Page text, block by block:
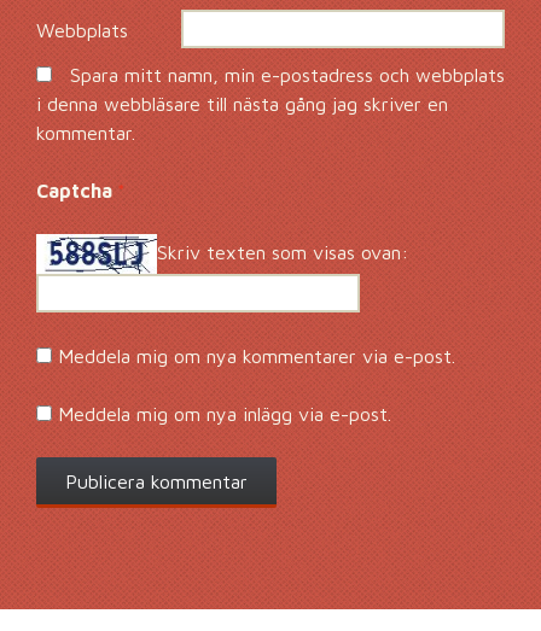
Webbplats
Spara mitt namn, min e-postadress och webbplats
i denna webbläsare till nästa gång jag skriver en
kommentar.
Captcha*
Skriv texten som visas ovan:
Meddela mig om nya kommentarer via e-post.
Meddela mig om nya inlägg via e-post.